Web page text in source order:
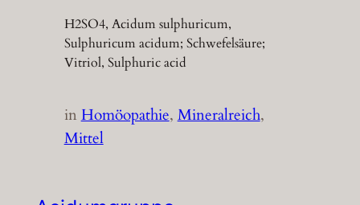
H2SO4, Acidum sulphuricum,
Sulphuricum acidum; Schwefelsäure;
Vitriol, Sulphuric acid
inHomöopathie, Mineralreich
Mittel